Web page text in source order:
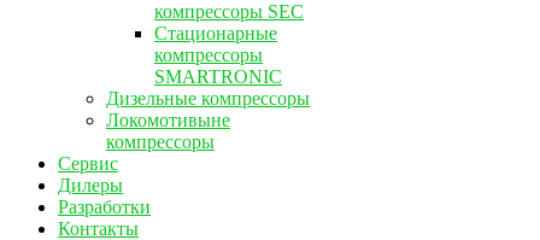
компрессоры SEC
Стационарные
компрессоры
SMARTRONIC
Дизельные компрессоры
Локомотивыне
компрессоры
Сервис
Дилеры
Разработки
Контакты